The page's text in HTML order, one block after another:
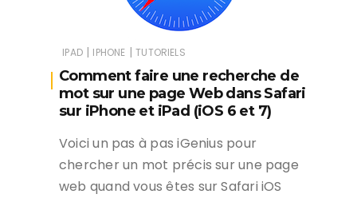
IPAD | IPHONE | TUTORIELS
Comment faire une recherche de
mot sur une page Web dans Safari
sur iPhone et iPad (iOS 6 et 7)
Voici un pas à pas iGenius pour
chercher un mot précis sur une page
web quand vous êtes sur Safari iOS